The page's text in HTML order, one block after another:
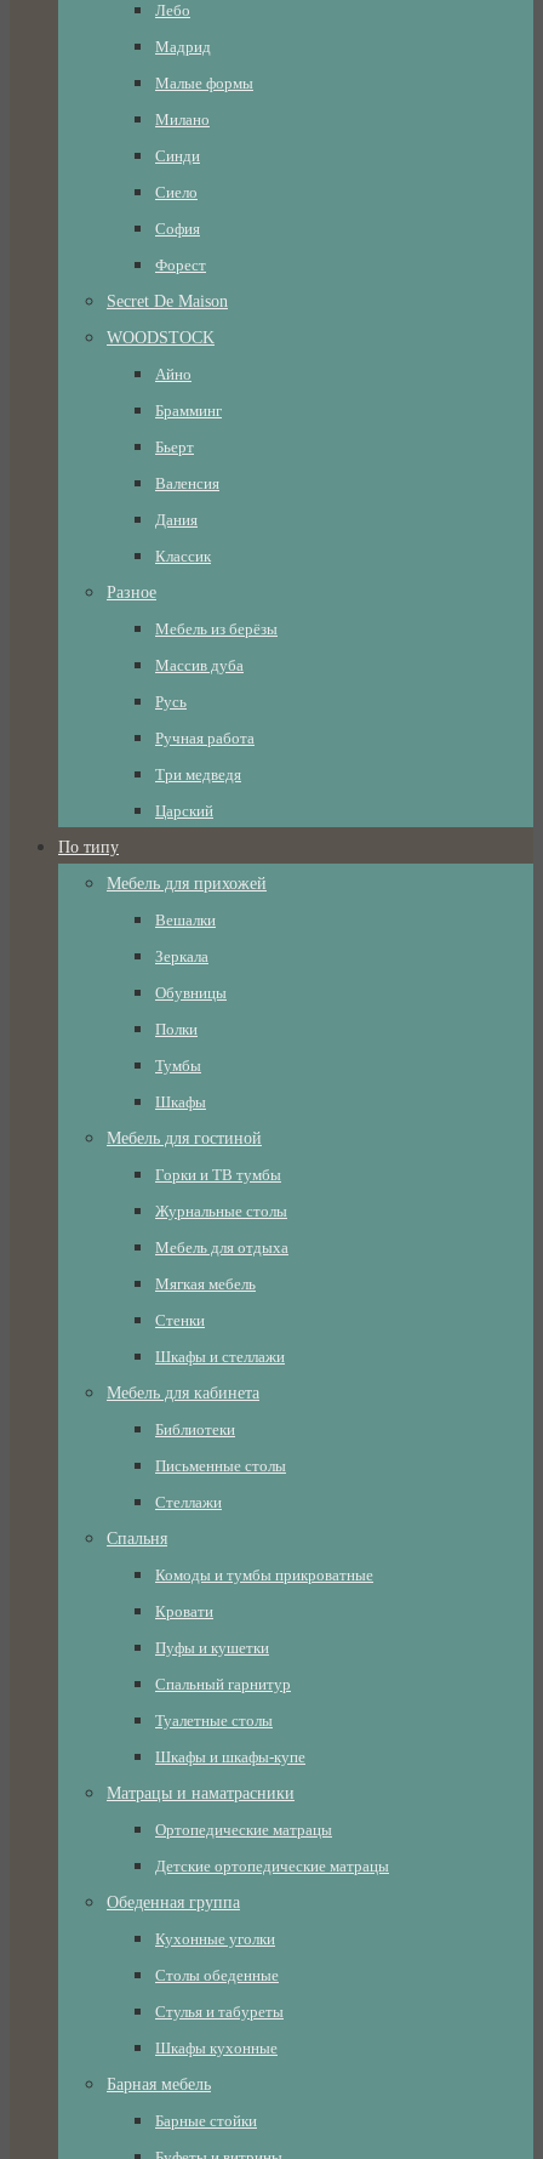
Лебо
Мадрид
Малые формы
Милано
Синди
Сиело
София
Форест
Secret De Maison
WOODSTOCK
Айно
Брамминг
Бьерт
Валенсия
Дания
Классик
Разное
Мебель из берёзы
Массив дуба
Русь
Ручная работа
Три медведя
Царский
По типу
Мебель для прихожей
Вешалки
Зеркала
Обувницы
Полки
Тумбы
Шкафы
Мебель для гостиной
Горки и ТВ тумбы
Журнальные столы
Мебель для отдыха
Мягкая мебель
Стенки
Шкафы и стеллажи
Мебель для кабинета
Библиотеки
Письменные столы
Стеллажи
Спальня
Комоды и тумбы прикроватные
Кровати
Пуфы и кушетки
Спальный гарнитур
Туалетные столы
Шкафы и шкафы-купе
Матрацы и наматрасники
Ортопедические матрацы
Детские ортопедические матрацы
Обеденная группа
Кухонные уголки
Столы обеденные
Стулья и табуреты
Шкафы кухонные
Барная мебель
Барные стойки